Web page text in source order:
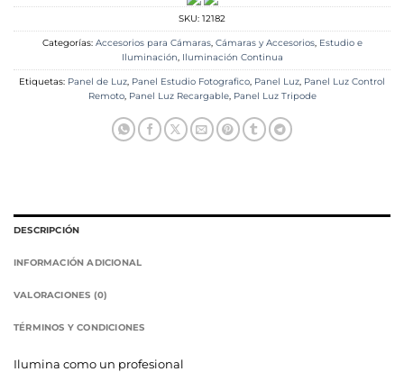
SKU: 12182
Categorías: Accesorios para Cámaras, Cámaras y Accesorios, Estudio e
Iluminación, Iluminación Continua
Etiquetas: Panel de Luz, Panel Estudio Fotografico, Panel Luz, Panel Luz Control
Remoto, Panel Luz Recargable, Panel Luz Tripode
DESCRIPCIÓN
INFORMACIÓN ADICIONAL
VALORACIONES (0)
TÉRMINOS Y CONDICIONES
Ilumina como un profesional